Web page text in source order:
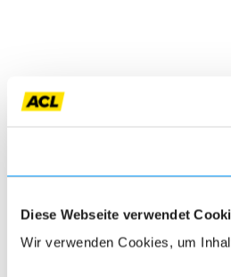
Diese Webseite verwendet
Wir verwenden Cookies, um